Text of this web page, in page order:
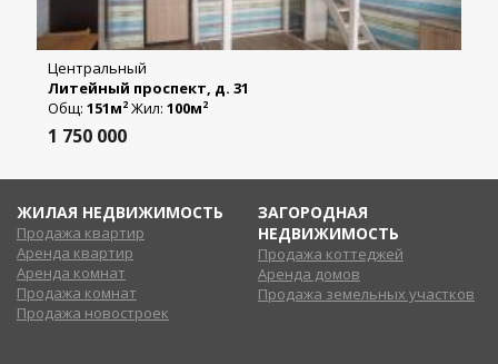
Центральный
Литейный проспект, д. 31
Общ: 151м2 Жил: 100м2
1 750 000
ЖИЛАЯ НЕДВИЖИМОСТЬ
Продажа квартир
Аренда квартир
Аренда комнат
Продажа комнат
Продажа новостроек
ЗАГОРОДНАЯ
НЕДВИЖИМОСТЬ
Продажа коттеджей
Аренда домов
Продажа земельных участков